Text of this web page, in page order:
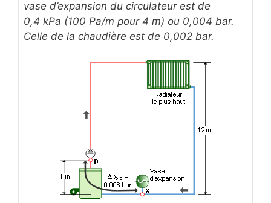
vase d’expansion du circulateur est de
0,4 kPa (100 Pa/m pour 4 m) ou 0,004 bar.
Celle de la chaudière est de 0,002 bar.